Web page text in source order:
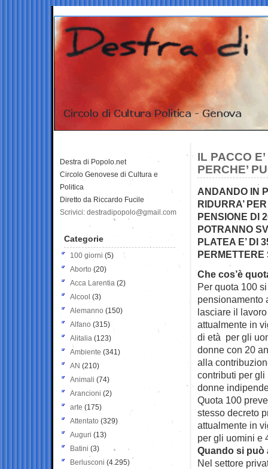
IL PACCO
PERCHE’
ANDANDO IN
RIDURRA’
PENSIONE DI
POTRANNO
PLATEA E’ DI
PERMETTERE
Che cos’è
Per quota 100
pensionamento
lasciare il
attualmente in
di età per gli
donne con 20
alla
contributi per gli
donne
Quota 100
stesso decreto
attualmente in
per gli uomini e
Quando si può
Nel settore
Destra di Popolo.net
Circolo Genovese di Cultura e
Politica
Diretto da Riccardo Fucile
Scrivici: destradipopolo@gmail.com
Categorie
100 giorni (5)
Aborto (20)
Acca Larentia (2)
Alcool (3)
Alemanno (150)
Alfano (315)
Alitalia (123)
Ambiente (341)
AN (210)
Animali (74)
Arancioni (2)
arte (175)
Attentato (329)
Auguri (13)
Batini (3)
Berlusconi (4.295)